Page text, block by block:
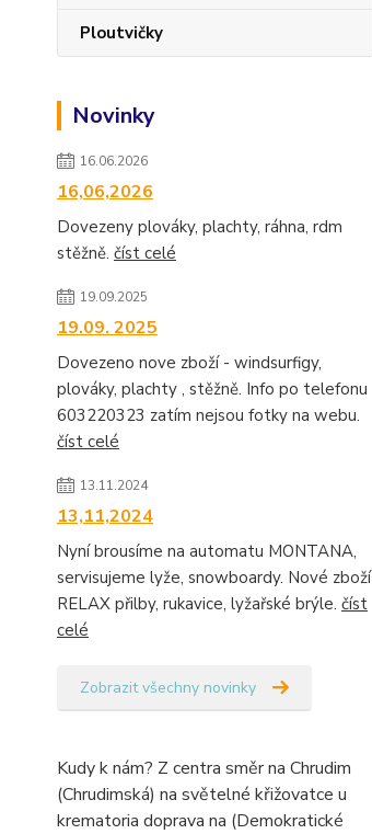
Ploutvičky
Novinky
16.06.2026
16,06,2026
Dovezeny plováky, plachty, ráhna, rdm
stěžně. číst celé
19.09.2025
19.09. 2025
Dovezeno nove zboží - windsurfigy,
plováky, plachty , stěžně. Info po telefonu
603220323 zatím nejsou fotky na webu.
číst celé
13.11.2024
13,11,2024
Nyní brousíme na automatu MONTANA,
servisujeme lyže, snowboardy. Nové zboží
RELAX přilby, rukavice, lyžařské brýle. číst
celé
Zobrazit všechny novinky
Kudy k nám? Z centra směr na Chrudim
(Chrudimská) na světelné křižovatce u
krematoria doprava na (Demokratické